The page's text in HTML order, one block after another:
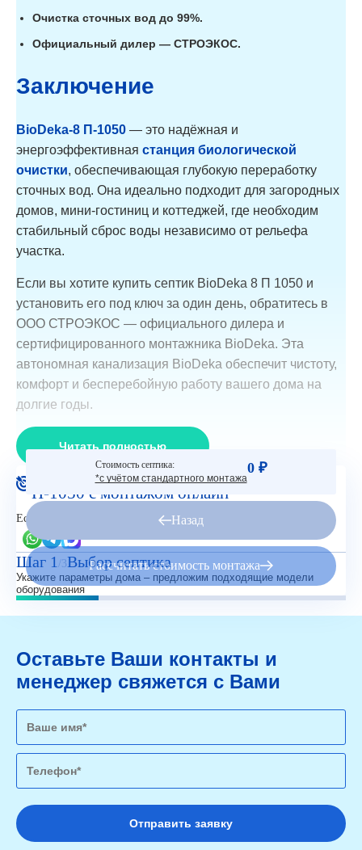
Очистка сточных вод до 99%.
Официальный дилер — СТРОЭКОС.
Заключение
BioDeka-8 П-1050 — это надёжная и
энергоэффективная станция биологической
очистки, обеспечивающая глубокую переработку
сточных вод. Она идеально подходит для загородных
домов, мини-гостиниц и коттеджей, где необходим
стабильный сброс воды независимо от рельефа
участка.
Если вы хотите купить септик BioDeka 8 П 1050 и
установить его под ключ за один день, обратитесь в
ООО СТРОЭКОС — официального дилера и
сертифицированного монтажника BioDeka. Эта
автономная канализация BioDeka обеспечит чистоту,
комфорт и бесперебойную работу вашего дома на
долгие годы.
Читать полностью
Рассчитайте стоимость Септик Биодека-8
П-1050 с монтажом онлайн
Есть вопросы?
Шаг 1 /3Выбор септика
Укажите параметры дома – предложим подходящие модели
оборудования
Назад
Стоимость септика:
*с учётом стандартного монтажа
0 ₽
Рассчитать стоимость монтажа
Оставьте Ваши контакты и
менеджер свяжется с Вами